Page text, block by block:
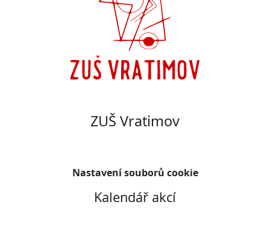
ZUŠ Vratimov
Nastavení souborů cookie
Kalendář akcí